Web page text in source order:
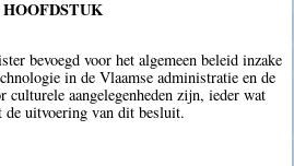
HOOFDSTUK
bevoegd voor het algemeen beleid inzake
in de Vlaamse administratie en de
culturele aangelegenheden zijn, ieder wat
de uitvoering van dit besluit.